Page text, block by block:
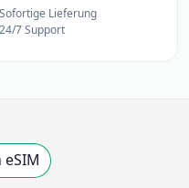
Sofortige Lieferung
24/7 Support